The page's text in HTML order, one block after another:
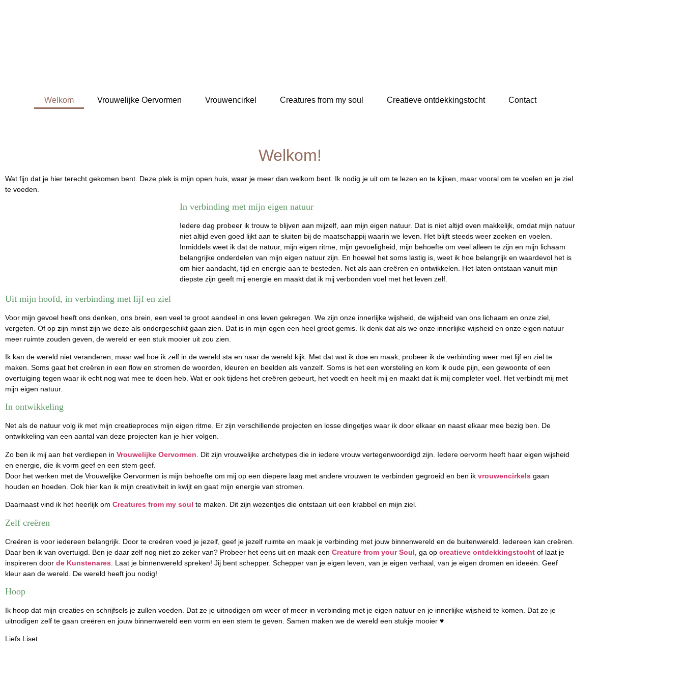
Welkom Vrouwelijke Oervormen Vrouwencirkel Creatures from my soul Creatieve ontdekkingstocht Contact
Welkom!
Wat fijn dat je hier terecht gekomen bent. Deze plek is mijn open huis, waar je meer dan welkom bent. Ik nodig je uit om te lezen en te kijken, maar vooral om te voelen en je ziel
te voeden.
In verbinding met mijn eigen natuur
Iedere dag probeer ik trouw te blijven aan mijzelf, aan mijn eigen natuur. Dat is niet altijd even makkelijk, omdat mijn natuur
niet altijd even goed lijkt aan te sluiten bij de maatschappij waarin we leven. Het blijft steeds weer zoeken en voelen.
Inmiddels weet ik dat de natuur, mijn eigen ritme, mijn gevoeligheid, mijn behoefte om veel alleen te zijn en mijn lichaam
belangrijke onderdelen van mijn eigen natuur zijn. En hoewel het soms lastig is, weet ik hoe belangrijk en waardevol het is
om hier aandacht, tijd en energie aan te besteden. Net als aan creëren en ontwikkelen. Het laten ontstaan vanuit mijn
diepste zijn geeft mij energie en maakt dat ik mij verbonden voel met het leven zelf.
Uit mijn hoofd, in verbinding met lijf en ziel
Voor mijn gevoel heeft ons denken, ons brein, een veel te groot aandeel in ons leven gekregen. We zijn onze innerlijke wijsheid, de wijsheid van ons lichaam en onze ziel,
vergeten. Of op zijn minst zijn we deze als ondergeschikt gaan zien. Dat is in mijn ogen een heel groot gemis. Ik denk dat als we onze innerlijke wijsheid en onze eigen natuur
meer ruimte zouden geven, de wereld er een stuk mooier uit zou zien.
Ik kan de wereld niet veranderen, maar wel hoe ik zelf in de wereld sta en naar de wereld kijk. Met dat wat ik doe en maak, probeer ik de verbinding weer met lijf en ziel te
maken. Soms gaat het creëren in een flow en stromen de woorden, kleuren en beelden als vanzelf. Soms is het een worsteling en kom ik oude pijn, een gewoonte of een
overtuiging tegen waar ik echt nog wat mee te doen heb. Wat er ook tijdens het creëren gebeurt, het voedt en heelt mij en maakt dat ik mij completer voel. Het verbindt mij met
mijn eigen natuur.
In ontwikkeling
Net als de natuur volg ik met mijn creatieproces mijn eigen ritme. Er zijn verschillende projecten en losse dingetjes waar ik door elkaar en naast elkaar mee bezig ben. De
ontwikkeling van een aantal van deze projecten kan je hier volgen.
Zo ben ik mij aan het verdiepen in Vrouwelijke Oervormen . Dit zijn vrouwelijke archetypes die in iedere vrouw vertegenwoordigd zijn. Iedere oervorm heeft haar eigen wijsheid
en energie, die ik vorm geef en een stem geef.
Door het werken met de Vrouwelijke Oervormen is mijn behoefte om mij op een diepere laag met andere vrouwen te verbinden gegroeid en ben ik vrouwencirkels gaan
houden en hoeden. Ook hier kan ik mijn creativiteit in kwijt en gaat mijn energie van stromen.
Daarnaast vind ik het heerlijk om Creatures from my soul te maken. Dit zijn wezentjes die ontstaan uit een krabbel en mijn ziel.
Zelf creëren
Creëren is voor iedereen belangrijk. Door te creëren voed je jezelf, geef je jezelf ruimte en maak je verbinding met jouw binnenwereld en de buitenwereld. Iedereen kan creëren.
Daar ben ik van overtuigd. Ben je daar zelf nog niet zo zeker van? Probeer het eens uit en maak een Creature from your Soul , ga op creatieve ontdekkingstocht of laat je
inspireren door de Kunstenares . Laat je binnenwereld spreken! Jij bent schepper. Schepper van je eigen leven, van je eigen verhaal, van je eigen dromen en ideeën. Geef
kleur aan de wereld. De wereld heeft jou nodig!
Hoop
Ik hoop dat mijn creaties en schrijfsels je zullen voeden. Dat ze je uitnodigen om weer of meer in verbinding met je eigen natuur en je innerlijke wijsheid te komen. Dat ze je
uitnodigen zelf te gaan creëren en jouw binnenwereld een vorm en een stem te geven. Samen maken we de wereld een stukje mooier ♥
Liefs Liset